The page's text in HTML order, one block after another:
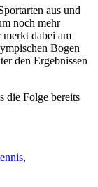
aus und
noch mehr
dabei am
Bogen
den Ergebnissen
die Folge bereits